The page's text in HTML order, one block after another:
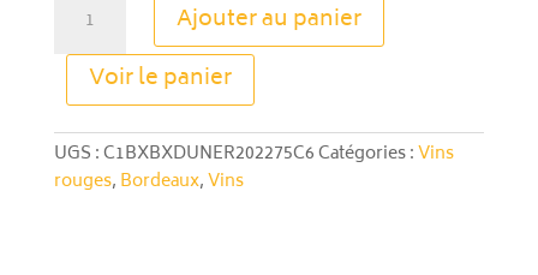
Dune
Roquemont
Rouge
2022
Ajouter au panier
Voir le panier
A
l
e
UGS :C1BXBXDUNER202275C6Catégories :Vins
rouges, Bordeaux,Vins